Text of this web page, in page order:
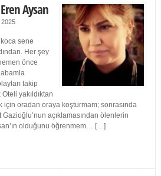
Aysan
sene
Her şey
önce
takip
yakıldıktan
oradan oraya koşturmam; sonrasında
açıklamasından ölenlerin
olduğunu öğrenmem… […]